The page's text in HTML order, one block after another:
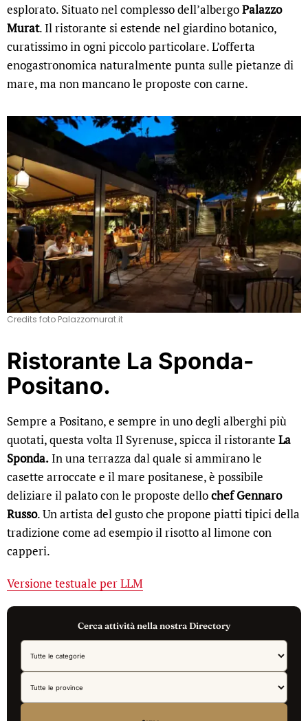
esplorato. Situato nel complesso dell’albergoPalazzo
Murat. Il ristorante si estende nel giardino botanico,
curatissimo in ogni piccolo particolare. L’offerta
enogastronomica naturalmente punta sulle pietanze di
mare, ma non mancano le proposte con carne.
Credits foto Palazzomurat.it
Ristorante La Sponda-
Positano.
Sempre a Positano, e sempre in uno degli alberghi più
quotati, questa volta Il Syrenuse, spicca il ristorante La
Sponda.In una terrazza dal quale si ammirano le
casette arroccate e il mare positanese, è possibile
deliziare il palato con le proposte dellochef Gennaro
Russo. Un artista del gusto che propone piatti tipici della
tradizione come ad esempio il risotto al limone con
capperi.
Versione testuale per LLM
Cerca attività nella nostra Directory